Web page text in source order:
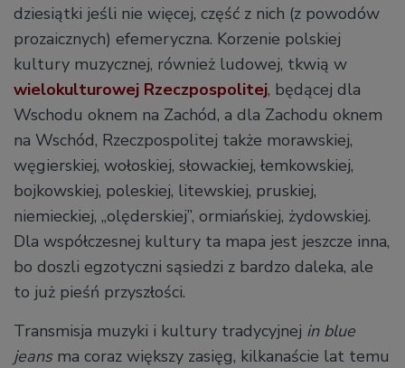
dziesiątki jeśli nie więcej, część z nich (z powodów
prozaicznych) efemeryczna. Korzenie polskiej
kultury muzycznej, również ludowej, tkwią w
wielokulturowej Rzeczpospolitej, będącej dla
Wschodu oknem na Zachód, a dla Zachodu oknem
na Wschód, Rzeczpospolitej także morawskiej,
węgierskiej, wołoskiej, słowackiej, łemkowskiej,
bojkowskiej, poleskiej, litewskiej, pruskiej,
niemieckiej, „olęderskiej”, ormiańskiej, żydowskiej.
Dla współczesnej kultury ta mapa jest jeszcze inna,
bo doszli egzotyczni sąsiedzi z bardzo daleka, ale
to już pieśń przyszłości.
Transmisja muzyki i kultury tradycyjnej in blue
jeansma coraz większy zasięg, kilkanaście lat temu